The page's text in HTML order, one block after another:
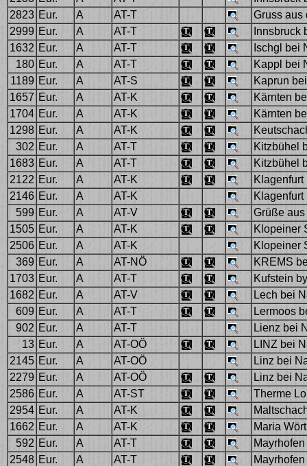
2823 Eur. A AT-T
Gruss aus
2999 Eur. A AT-T
Innsbruck
1632 Eur. A AT-T
Ischgl bei
180 Eur. A AT-T
Kappl bei
1189 Eur. A AT-S
Kaprun
1657 Eur. A AT-K
Kärnten
1704 Eur. A AT-K
Kärnten
1298 Eur. A AT-K
302 Eur. A AT-T
Kitzbühel
1683 Eur. A AT-T
Kitzbühel
2122 Eur. A AT-K
2146 Eur. A AT-K
599 Eur. A AT-V
Grüße
1505 Eur. A AT-K
Klopeiner
2506 Eur. A AT-K
Klopeiner
369 Eur. A AT-NÖ
KREMS
1703 Eur. A AT-T
Kufstein
1682 Eur. A AT-V
Lech bei
609 Eur. A AT-T
Lermoos
902 Eur. A AT-T
Lienz bei
13 Eur. A AT-OÖ
LINZ bei
2145 Eur. A AT-OÖ
Linz bei
2279 Eur. A AT-OÖ
Linz bei
2586 Eur. A AT-ST
Therme
2954 Eur. A AT-K
1662 Eur. A AT-K
Maria
592 Eur. A AT-T
2548 Eur. A AT-T